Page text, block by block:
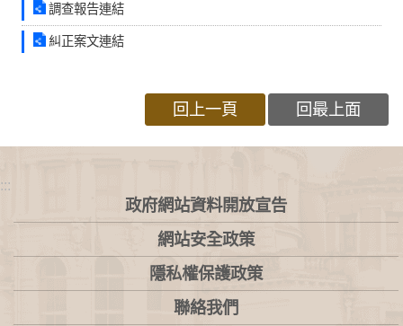
調查報告連結
糾正案文連結
回上一頁 回最上面
:::
政府網站資料開放宣告
網站安全政策
隱私權保護政策
聯絡我們